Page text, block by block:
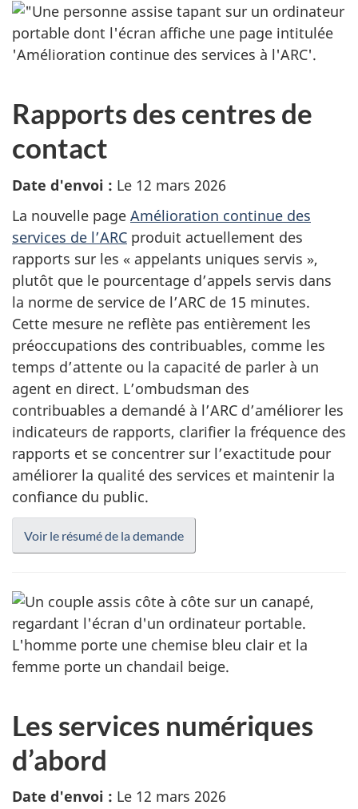
Rapports des centres de
contact
Date d'envoi : Le 12 mars 2026
La nouvelle page Amélioration continue des
services de l’ARC produit actuellement des
rapports sur les « appelants uniques servis »,
plutôt que le pourcentage d’appels servis dans
la norme de service de l’ARC de 15 minutes.
Cette mesure ne reflète pas entièrement les
préoccupations des contribuables, comme les
temps d’attente ou la capacité de parler à un
agent en direct. L’ombudsman des
contribuables a demandé à l’ARC d’améliorer les
indicateurs de rapports, clarifier la fréquence des
rapports et se concentrer sur l’exactitude pour
améliorer la qualité des services et maintenir la
confiance du public.
Voir le résumé de la demande
Les services numériques
d’abord
Date d'envoi : Le 12 mars 2026